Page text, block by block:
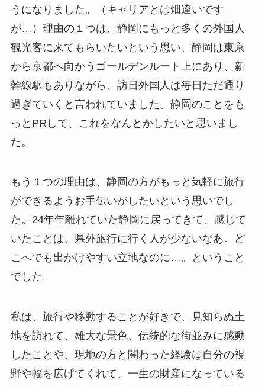
うになりました。（キャリアとは畑違いです
が…）理由の１つは、静岡にもっと多くの外国人
観光客に来てもらいたいという思い、静岡は東京
から京都へ向かうゴールデンルート上にあり、新
幹線駅もありながら、訪日外国人は毎日ただ通り
過ぎていくと言われていました。静岡のことをも
っとPRして、これをなんとかしたいと思いまし
た。
もう１つの理由は、静岡の方がもっと気軽に旅行
ができるようお手伝いがしたいという思いでし
た。24年年離れていた静岡に戻ってきて、感じて
いたことは、県外旅行に行く人が少ないなあ。ど
こへでも出かけやすい立地なのに…。ということ
でした。
私は、旅行や移動することが好きで、見知らぬ土
地を訪れて、雄大な景色、伝統的な街並みに感動
したことや、現地の方と関わった経験は自分の視
野や幅を広げてくれて、一生の財産になっている